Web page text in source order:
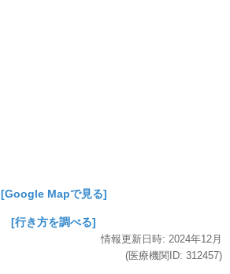
[Google Mapで見る]
[行き方を調べる]
情報更新日時: 2024年12月
(医療機関ID: 312457)